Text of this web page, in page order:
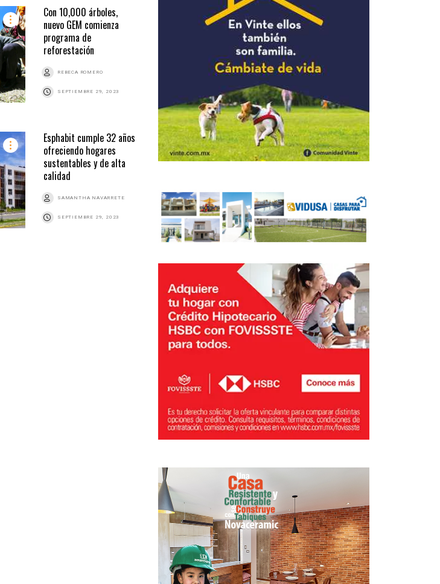
Con 10,000 árboles,
nuevo GEM comienza
programa de
reforestación
REBECA ROMERO
SEPTIEMBRE 29, 2023
Esphabit cumple 32 años
ofreciendo hogares
sustentables y de alta
calidad
SAMANTHA NAVARRETE
SEPTIEMBRE 29, 2023